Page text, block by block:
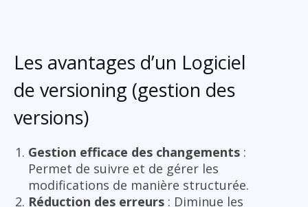
Les avantages d’un Logiciel
de versioning (gestion des
versions)
Gestion efficace des changements :
Permet de suivre et de gérer les
modifications de manière structurée.
Réduction des erreurs : Diminue les